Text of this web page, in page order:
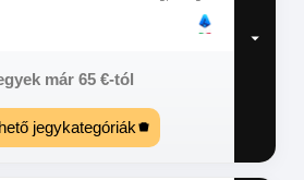
már 65 €-tól
jegykategóriák